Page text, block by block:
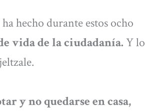
hecho durante estos ocho
vida de la ciudadanía.Y lo
y no quedarse en casa,